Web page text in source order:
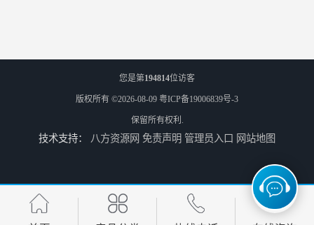
您是第194814位访客
版权所有 ©2026-08-09 粤ICP备19006839号-3
保留所有权利.
技术支持： 八方资源网 免责声明 管理员入口 网站地图